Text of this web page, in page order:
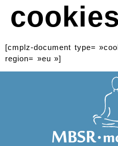
[cmplz-document type=
region= »eu »]